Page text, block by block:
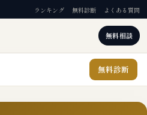
ランキング 無料診断 よくある質問
無料相談
無料診断